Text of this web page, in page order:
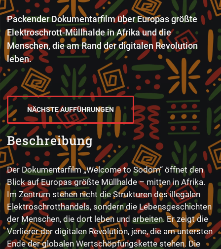
Packender Dokumentarfilm über Europas größte
Elektroschrott-Müllhalde in Afrika und die
Menschen, die am Rand der digitalen Revolution
leben.
NÄCHSTE AUFFÜHRUNGEN
Beschreibung
Der Dokumentarfilm „Welcome to Sodom“ öffnet den
Blick auf Europas größte Müllhalde – mitten in Afrika.
Im Zentrum stehen nicht die Strukturen des illegalen
Elektroschrotthandels, sondern die Lebensgeschichten
der Menschen, die dort leben und arbeiten. Er zeigt die
Verlierer der digitalen Revolution, jene, die am untersten
Ende der globalen Wertschöpfungskette stehen. Die